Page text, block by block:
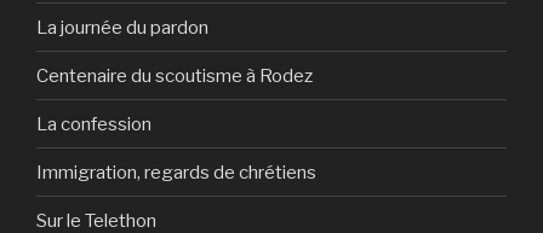
La journée du pardon
Centenaire du scoutisme à Rodez
La confession
Immigration, regards de chrétiens
Sur le Telethon